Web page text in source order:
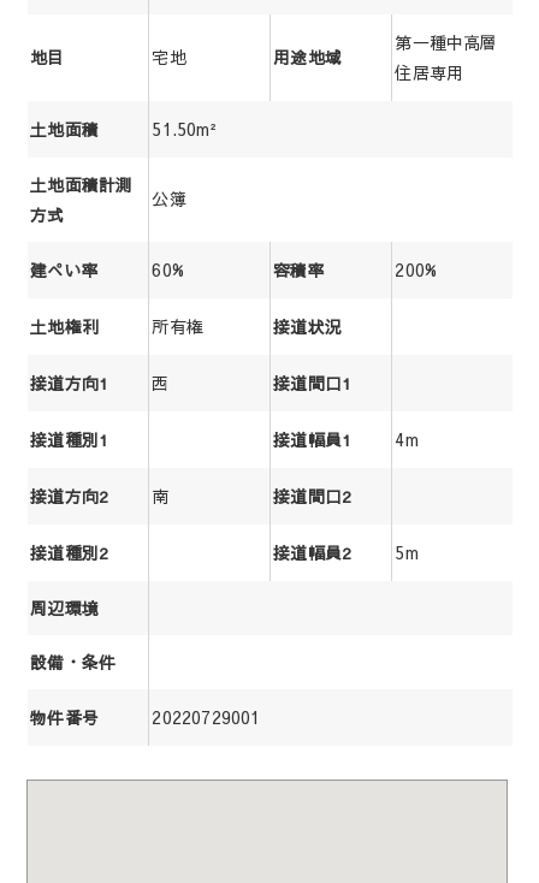
地目 宅地 用途地域
第一種中高層
住居専用
土地面積 51.50m²
土地面積計測
方式
公簿
建ぺい率 60% 容積率 200%
土地権利 所有権 接道状況
接道方向1 西 接道間口1
接道種別1 接道幅員1 4m
接道方向2 南 接道間口2
接道種別2 接道幅員2 5m
周辺環境
設備・条件
物件番号 20220729001